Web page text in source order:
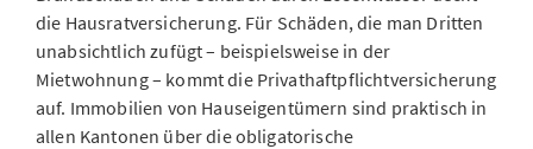
die Hausratversicherung. Für Schäden, die man Dritten
unabsichtlich zufügt – beispielsweise in der
Mietwohnung – kommt die Privathaftpflichtversicherung
auf. Immobilien von Hauseigentümern sind praktisch in
allen Kantonen über die obligatorische